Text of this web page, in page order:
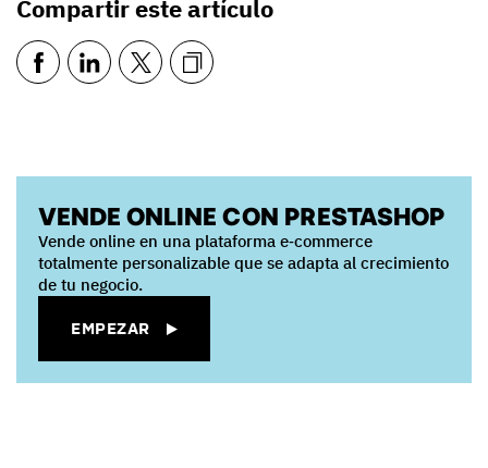
Compartir este artículo
VENDE ONLINE CON PRESTASHOP
Vende online en una plataforma e‑commerce
totalmente personalizable que se adapta al crecimiento
de tu negocio.
EMPEZAR